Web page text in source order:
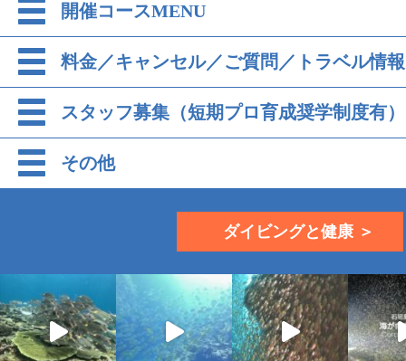
開催コースMENU
料金／キャンセル／ご質問／トラベル情報
スタッフ募集（短期プロ育成奨学制度有）
その他
ダイビングと健康 ＞